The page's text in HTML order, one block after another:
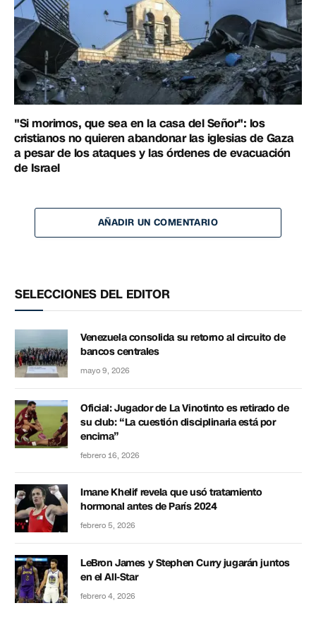
"Si morimos, que sea en la casa del Señor": los
cristianos no quieren abandonar las iglesias de Gaza
a pesar de los ataques y las órdenes de evacuación
de Israel
AÑADIR UN COMENTARIO
SELECCIONES DEL EDITOR
Venezuela consolida su retorno al circuito de
bancos centrales
mayo 9, 2026
Oficial: Jugador de La Vinotinto es retirado de
su club: “La cuestión disciplinaria está por
encima”
febrero 16, 2026
Imane Khelif revela que usó tratamiento
hormonal antes de París 2024
febrero 5, 2026
LeBron James y Stephen Curry jugarán juntos
en el All-Star
febrero 4, 2026